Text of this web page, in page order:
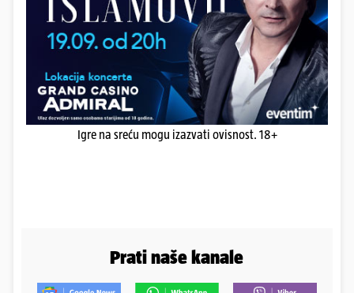
Igre na sreću mogu izazvati ovisnost. 18+
Prati naše kanale